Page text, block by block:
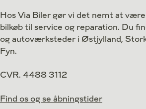
Lokation
Aarhus V
Kontant
189.800
Hos Via Biler gør vi det nemt at
bilkøb til service og reparation. Du
og autoværksteder i Østjylland,
Fyn.
CVR. 4488 3112
Find os og se åbningstider